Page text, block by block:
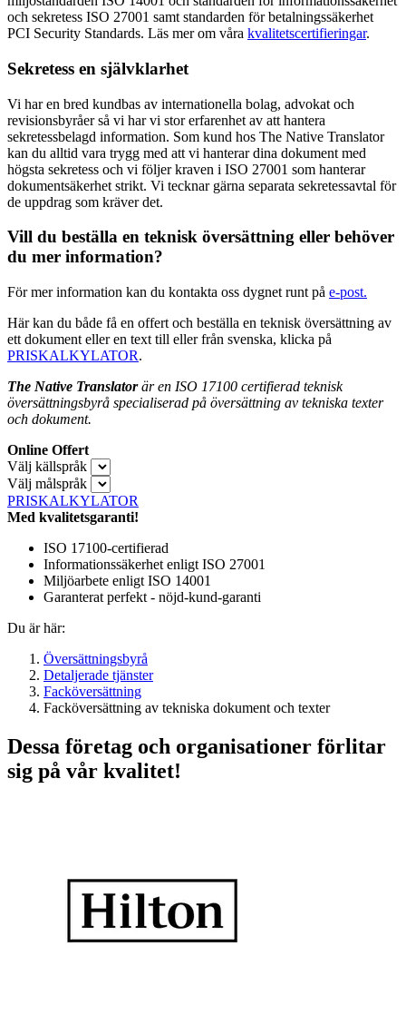
och sekretess ISO 27001 samt standarden för betalningssäkerhet
PCI Security Standards. Läs mer om våra kvalitetscertifieringar.
Sekretess en självklarhet
Vi har en bred kundbas av internationella bolag, advokat och
revisionsbyråer så vi har vi stor erfarenhet av att hantera
sekretessbelagd information. Som kund hos The Native Translator
kan du alltid vara trygg med att vi hanterar dina dokument med
högsta sekretess och vi följer kraven i ISO 27001 som hanterar
dokumentsäkerhet strikt. Vi tecknar gärna separata sekretessavtal för
de uppdrag som kräver det.
Vill du beställa en teknisk översättning eller behöver
du mer information?
För mer information kan du kontakta oss dygnet runt på e-post.
Här kan du både få en offert och beställa en teknisk översättning av
ett dokument eller en text till eller från svenska, klicka på
PRISKALKYLATOR.
The Native Translatorär en ISO 17100 certifierad teknisk
översättningsbyrå specialiserad på översättning av tekniska texter
och dokument.
Online Offert
Välj källspråk
Välj målspråk
PRISKALKYLATOR
Med kvalitetsgaranti!
ISO 17100-certifierad
Informationssäkerhet enligt ISO 27001
Miljöarbete enligt ISO 14001
Garanterat perfekt - nöjd-kund-garanti
Du är här:
Översättningsbyrå
Detaljerade tjänster
Facköversättning
Facköversättning av tekniska dokument och texter
Dessa företag och organisationer förlitar
sig på vår kvalitet!